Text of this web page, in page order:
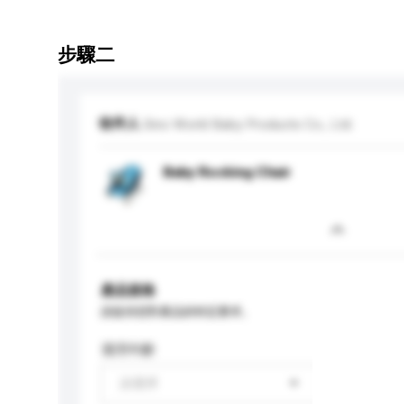
步驟二
收件人 Sino World Baby Products Co., Ltd.
Baby Rocking Chair
產品規格
適用年齡